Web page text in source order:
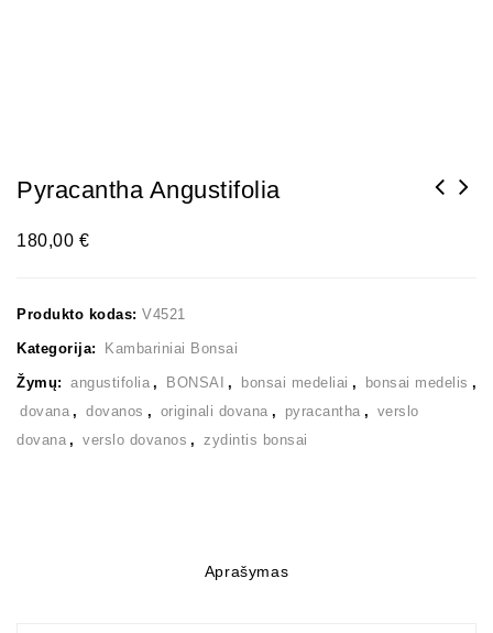
Pyracantha Angustifolia
180,00€
Produkto kodas: V4521
Kategorija: Kambariniai Bonsai
Žymų: angustifolia , BONSAI , bonsai medeliai , bonsai medelis ,
dovana , dovanos , originali dovana , pyracantha , verslo
dovana , verslo dovanos , zydintis bonsai
Aprašymas